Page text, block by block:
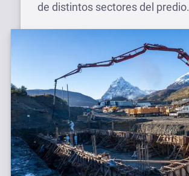
de distintos sectores del predio.